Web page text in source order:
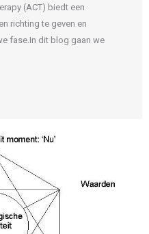
(ACT) biedt een
richting te geven en
fase.In dit blog gaan we